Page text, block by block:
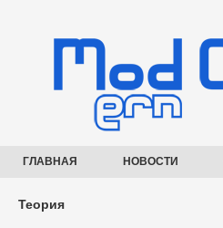
ГЛАВНАЯ НОВОСТИ
Теория